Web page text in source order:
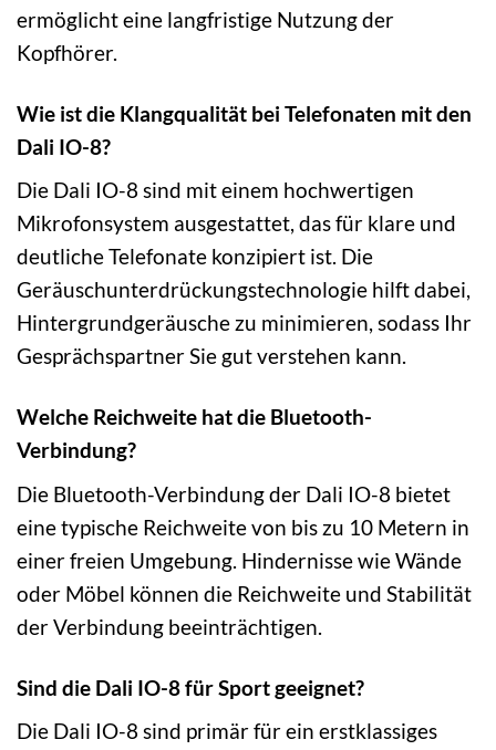
ermöglicht eine langfristige Nutzung der
Kopfhörer.
Wie ist die Klangqualität bei Telefonaten mit den
Dali IO-8?
Die Dali IO-8 sind mit einem hochwertigen
Mikrofonsystem ausgestattet, das für klare und
deutliche Telefonate konzipiert ist. Die
Geräuschunterdrückungstechnologie hilft dabei,
Hintergrundgeräusche zu minimieren, sodass Ihr
Gesprächspartner Sie gut verstehen kann.
Welche Reichweite hat die Bluetooth-
Verbindung?
Die Bluetooth-Verbindung der Dali IO-8 bietet
eine typische Reichweite von bis zu 10 Metern in
einer freien Umgebung. Hindernisse wie Wände
oder Möbel können die Reichweite und Stabilität
der Verbindung beeinträchtigen.
Sind die Dali IO-8 für Sport geeignet?
Die Dali IO-8 sind primär für ein erstklassiges